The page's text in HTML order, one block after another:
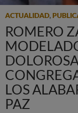
ACTUALIDAD,
ROMERO
LOS
PAZ